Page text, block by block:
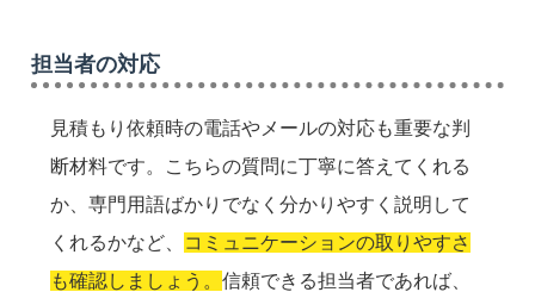
担当者の対応
見積もり依頼時の電話やメールの対応も重要な判
断材料です。こちらの質問に丁寧に答えてくれる
か、専門用語ばかりでなく分かりやすく説明して
くれるかなど、
コミュニケーションの取りやすさ
も確認しましょう。 信頼できる担当者であれば、